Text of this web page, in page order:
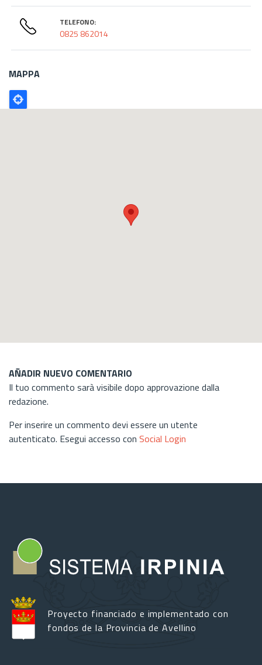
TELEFONO:
0825 862014
MAPPA
Poligono
GEO
AÑADIR NUEVO COMENTARIO
Il tuo commento sarà visibile dopo approvazione dalla
redazione.
Per inserire un commento devi essere un utente
autenticato. Esegui accesso con Social Login
Proyecto financiado e implementado con
fondos de la Provincia de Avellino